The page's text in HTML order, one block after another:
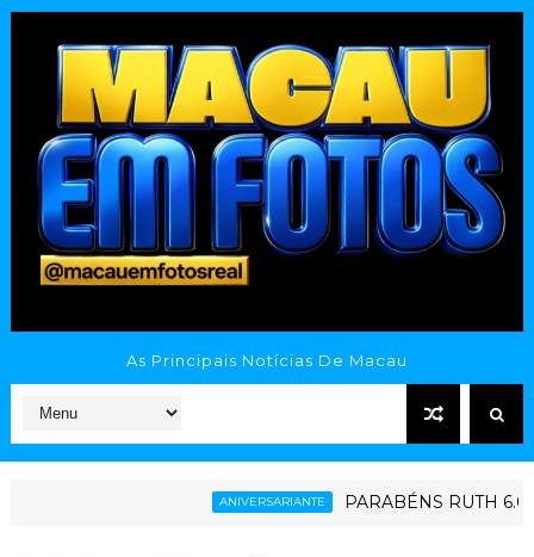
As Principais Notícias De Macau
ANIVERSARIANTE PARABÉNS RUTH 6.0